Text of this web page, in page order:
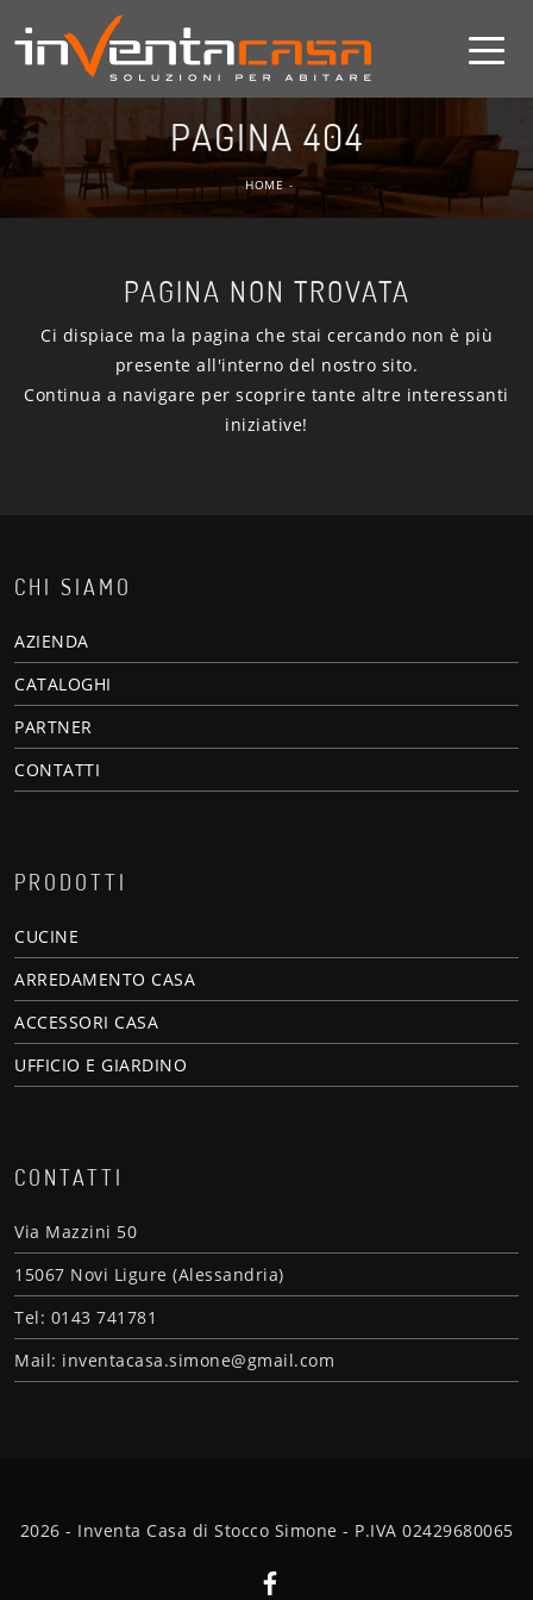
PAGINA 404
HOME -
PAGINA NON TROVATA
Ci dispiace ma la pagina che stai cercando non è più
presente all'interno del nostro sito.
Continua a navigare per scoprire tante altre interessanti
iniziative!
CHI SIAMO
AZIENDA
CATALOGHI
PARTNER
CONTATTI
PRODOTTI
CUCINE
ARREDAMENTO CASA
ACCESSORI CASA
UFFICIO E GIARDINO
CONTATTI
Via Mazzini 50
15067 Novi Ligure (Alessandria)
Tel: 0143 741781
Mail: inventacasa.simone@gmail.com
2026 - Inventa Casa di Stocco Simone - P.IVA 02429680065